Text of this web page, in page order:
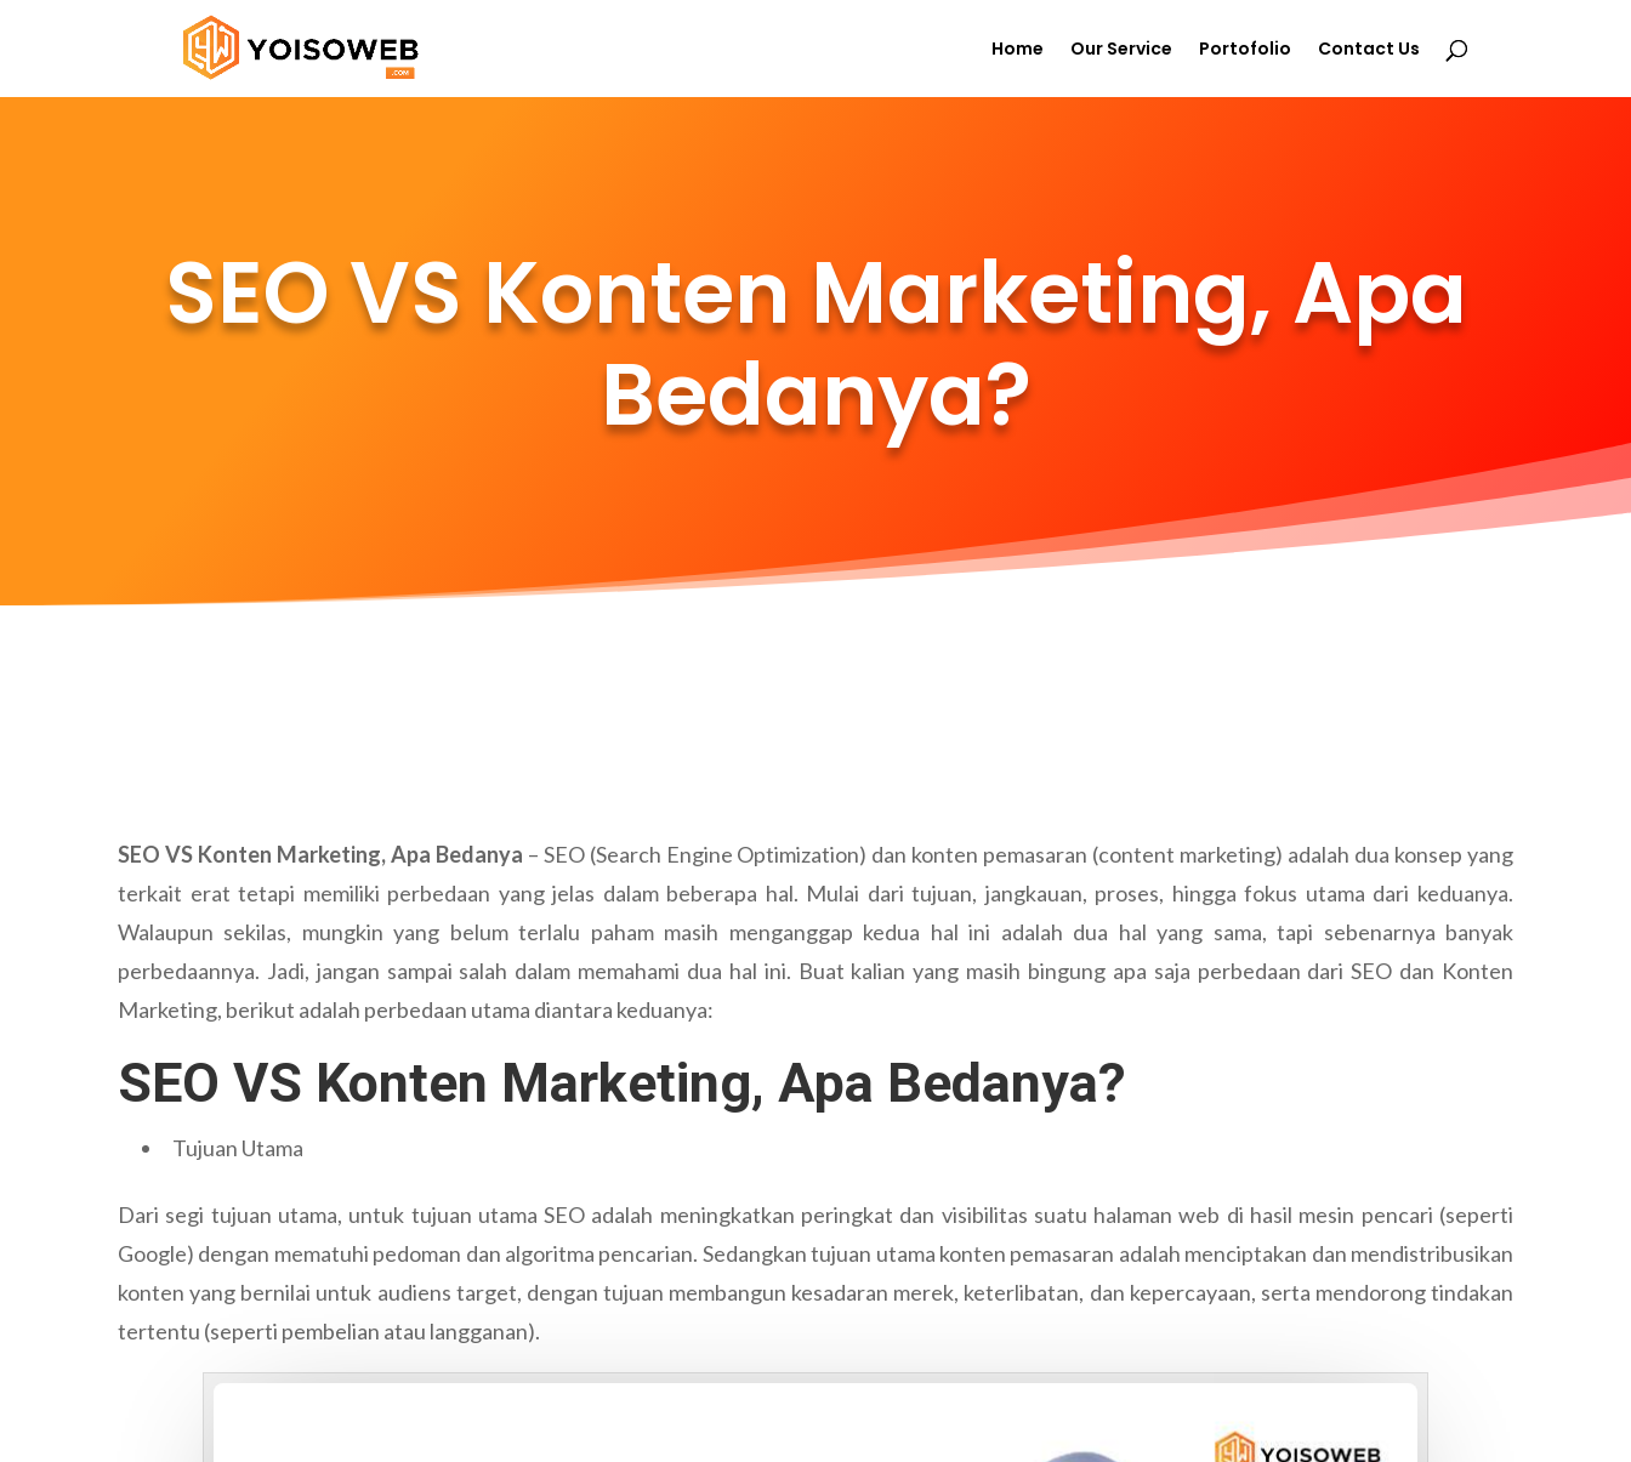
Home Our Service Portofolio Contact Us
SEO VS Konten Marketing, Apa
Bedanya?
SEO VS Konten Marketing, Apa Bedanya – SEO (Search Engine Optimization) dan konten pemasaran (content marketing) adalah dua konsep yang
terkait erat tetapi memiliki perbedaan yang jelas dalam beberapa hal. Mulai dari tujuan, jangkauan, proses, hingga fokus utama dari keduanya.
Walaupun sekilas, mungkin yang belum terlalu paham masih menganggap kedua hal ini adalah dua hal yang sama, tapi sebenarnya banyak
perbedaannya. Jadi, jangan sampai salah dalam memahami dua hal ini. Buat kalian yang masih bingung apa saja perbedaan dari SEO dan Konten
Marketing, berikut adalah perbedaan utama diantara keduanya:
SEO VS Konten Marketing, Apa Bedanya?
Tujuan Utama
Dari segi tujuan utama, untuk tujuan utama SEO adalah meningkatkan peringkat dan visibilitas suatu halaman web di hasil mesin pencari (seperti
Google) dengan mematuhi pedoman dan algoritma pencarian. Sedangkan tujuan utama konten pemasaran adalah menciptakan dan mendistribusikan
konten yang bernilai untuk audiens target, dengan tujuan membangun kesadaran merek, keterlibatan, dan kepercayaan, serta mendorong tindakan
tertentu (seperti pembelian atau langganan).